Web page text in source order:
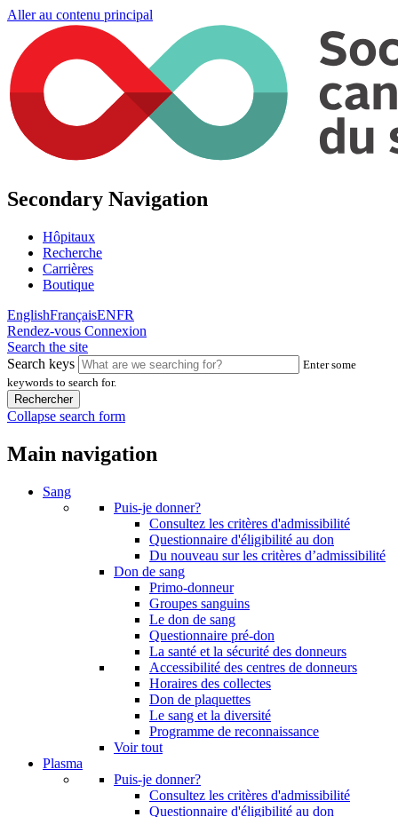
Aller au contenu principal
Secondary Navigation
Hôpitaux
Recherche
Carrières
Boutique
EnglishFrançaisENFR
Rendez-vous Connexion
Search the site
Search keys
Enter some
keywords to search for.
Collapse search form
Main navigation
Sang
Puis-je donner?
Consultez les critères d'admissibilité
Questionnaire d'éligibilité au don
Du nouveau sur les critères d’admissibilité
Don de sang
Primo-donneur
Groupes sanguins
Le don de sang
Questionnaire pré-don
La santé et la sécurité des donneurs
Accessibilité des centres de donneurs
Horaires des collectes
Don de plaquettes
Le sang et la diversité
Programme de reconnaissance
Voir tout
Plasma
Puis-je donner?
Consultez les critères d'admissibilité
Questionnaire d'éligibilité au don